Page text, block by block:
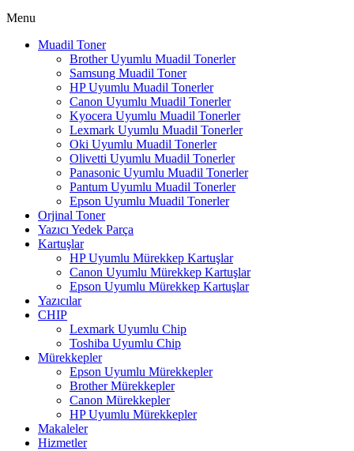
Menu
Muadil Toner
Brother Uyumlu Muadil Tonerler
Samsung Muadil Toner
HP Uyumlu Muadil Tonerler
Canon Uyumlu Muadil Tonerler
Kyocera Uyumlu Muadil Tonerler
Lexmark Uyumlu Muadil Tonerler
Oki Uyumlu Muadil Tonerler
Olivetti Uyumlu Muadil Tonerler
Panasonic Uyumlu Muadil Tonerler
Pantum Uyumlu Muadil Tonerler
Epson Uyumlu Muadil Tonerler
Orjinal Toner
Yazıcı Yedek Parça
Kartuşlar
HP Uyumlu Mürekkep Kartuşlar
Canon Uyumlu Mürekkep Kartuşlar
Epson Uyumlu Mürekkep Kartuşlar
Yazıcılar
CHIP
Lexmark Uyumlu Chip
Toshiba Uyumlu Chip
Mürekkepler
Epson Uyumlu Mürekkepler
Brother Mürekkepler
Canon Mürekkepler
HP Uyumlu Mürekkepler
Makaleler
Hizmetler